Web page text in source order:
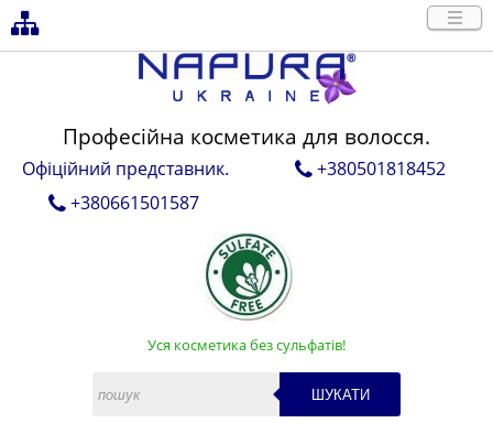
Професійна косметика для волосся.
Офіційний представник.
+380501818452
+380661501587
Уся косметика без сульфатів!
ШУКАТИ